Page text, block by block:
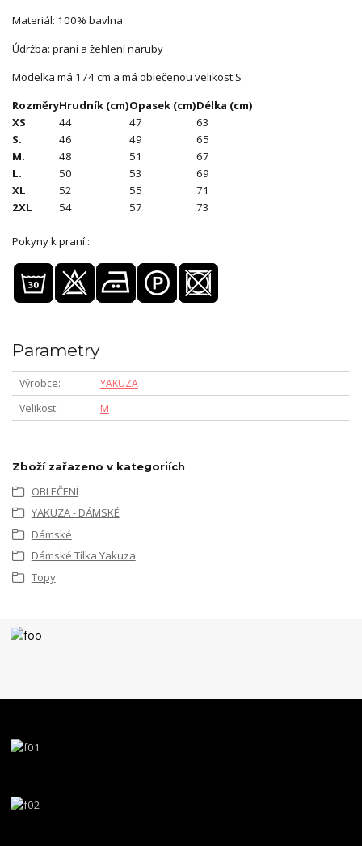
Materiál: 100% bavlna
Údržba: praní a žehlení naruby
Modelka má 174 cm a má oblečenou velikost S
RozměryHrudník (cm)Opasek (cm)Délka (cm)
XS
44 47
63
S.
46 49
65
M.
48 51
67
L.
50 53
69
XL
52 55
71
2XL
54 57 73
Pokyny k praní :
Parametry
Výrobce
YAKUZA
Velikost
M
Zboží zařazeno v kategoriích
OBLEČENÍ
YAKUZA - DÁMSKÉ
Dámské
Dámské Tílka Yakuza
Topy